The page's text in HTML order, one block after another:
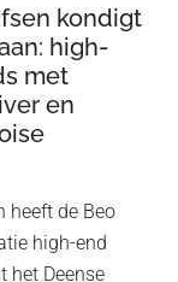
kondigt
high-
met
en
heeft de Beo
high-end
het Deense